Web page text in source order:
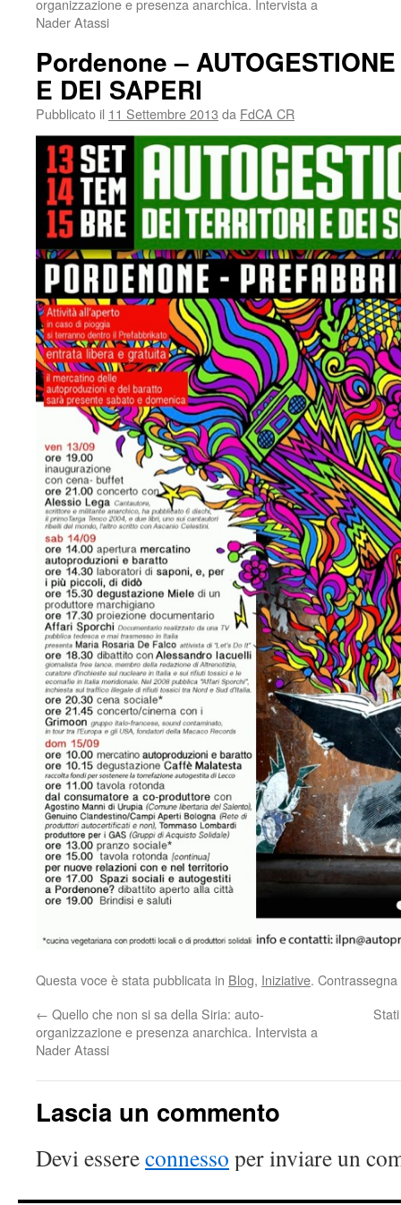
organizzazione e presenza anarchica. Intervista a
Nader Atassi
Pordenone –
E DEI SAPERI
Pubblicato il 11 Settembre 2013 da FdCA CR
Questa voce è stata pubblicata in Blog, Iniziative.
← Quello che non si sa della Siria: auto-
organizzazione e presenza anarchica. Intervista a
Nader Atassi
Lascia un commento
Devi essereconnesso per inviare un